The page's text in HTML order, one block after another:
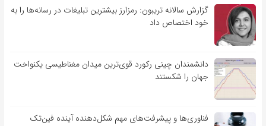
گزارش سالانه تریبون: رمزارز بیشترین تبلیغات در رسانه‌ها را به
خود اختصاص داد
دانشمندان چینی رکورد قوی‌ترین میدان مغناطیسی یکنواخت
جهان را شکستند
فناوری‌ها و پیشرفت‌های مهم شکل‌دهنده آینده فین‌تک